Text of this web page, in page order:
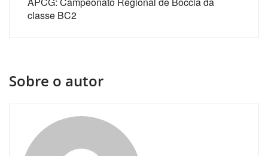
classe BC2
Sobre o autor